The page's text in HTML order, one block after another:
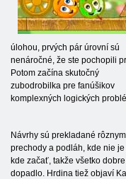
úlohou, prvých pár úrovní sú
nenáročné, že ste pochopili
Potom začína skutočný
zubodrobilka pre fanúšikov
komplexných logických
Návrhy sú prekladané
prechody a podláh, kde nie je
kde začať, takže všetko dobre
dopadlo. Hrdina tiež objaví